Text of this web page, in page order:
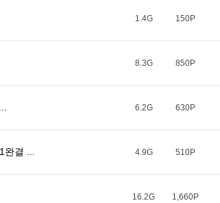
1.4G 150P
8.3G 850P
6.2G 630P
결 ... 4.9G 510P
16.2G 1,660P